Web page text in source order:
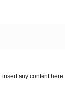
insert any content here.